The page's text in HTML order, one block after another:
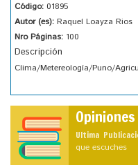
Código: 01895
Autor (es): Raquel Loayza Rios
Nro Páginas: 100
Descripción
Clima/Metereología/Puno/
Opiniones
Ultima
que escuches